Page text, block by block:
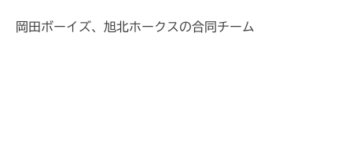
岡田ボーイズ、旭北ホークスの合同チーム